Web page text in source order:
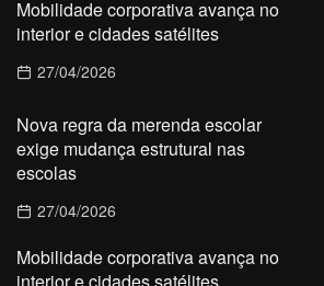
Mobilidade corporativa avança no
interior e cidades satélites
27/04/2026
Nova regra da merenda escolar
exige mudança estrutural nas
escolas
27/04/2026
Mobilidade corporativa avança no
interior e cidades satélites